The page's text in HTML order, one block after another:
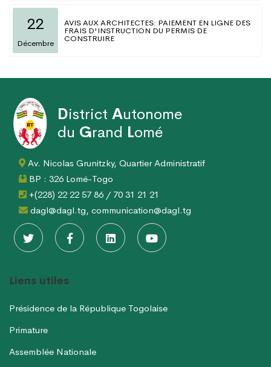
22
Décembre
AVIS AUX ARCHITECTES: PAIEMENT EN LIGNE DES
FRAIS D'INSTRUCTION DU PERMIS DE
CONSTRUIRE
District Autonome
du Grand Lomé
Av. Nicolas Grunitzky, Quartier Administratif
BP : 326 Lomé-Togo
+(228) 22 22 57 86 / 70 31 21 21
dagl@dagl.tg, communication@dagl.tg
Liens utiles
Présidence de la République Togolaise
Primature
Assemblée Nationale